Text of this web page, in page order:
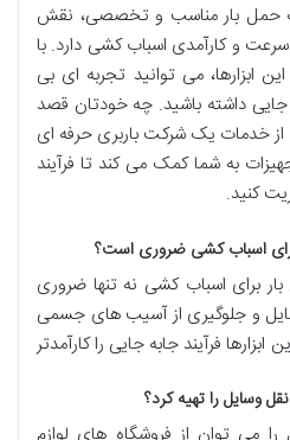
حمل بار مناسب و تخصصی، نقش
سرعت وکارآمدی اسباب کشی دارد. با
ابزارها، می توانید تجربه ای بی
داشته باشید. چه خودتان قصد
خدمات یک شرکت باربری حرفه ای
به شما کمک می کند تا فرآیند
کنید.
برای اسباب کشی ضروری است؟
برای اسباب کشی نه تنها ضروری
و جلوگیری از آسیب های جسمی
فرآیند جابه جایی را کارآمدتر
وسایل را تهیه کرد؟